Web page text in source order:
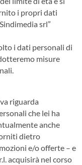
i propri dati
srl”
i dati personali di
misure
riguarda
che lei ha
anche
dietro
e/o offerte – e
acquisirà nel corso